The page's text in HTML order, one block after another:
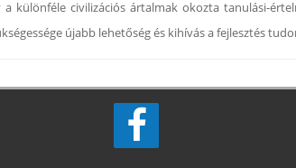
különféle civilizációs ártalmak okozta tanulási-
újabb lehetőség és kihívás a fejlesztés